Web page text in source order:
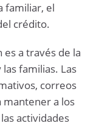
familiar, el
crédito.
a través de la
familias. Las
correos
mantener a los
actividades